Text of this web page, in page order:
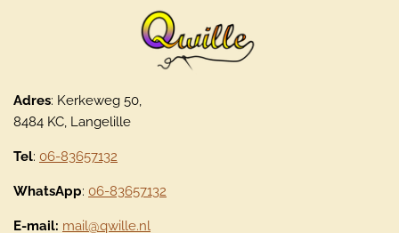
Adres: Kerkeweg 50,
8484 KC, Langelille
Tel: 06-83657132
WhatsApp: 06-83657132
E-mail: mail@qwille.nl